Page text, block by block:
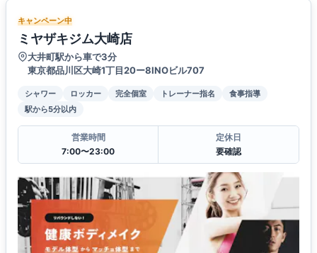
キャンペーン中
ミヤザキジム大崎店
大井町駅から車で3分
東京都品川区大崎1丁目20ー8INOビル707
シャワー ロッカー 完全個室 トレーナー指名
食事指導
駅から5分以内
営業時間
7:00〜23:00
定休日
要確認